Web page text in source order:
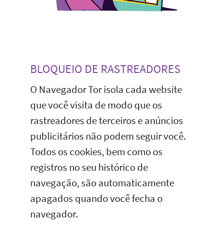
BLOQUEIO DE RASTREADORES
O Navegador Tor isola cada website
que você visita de modo que os
rastreadores de terceiros e anúncios
publicitários não podem seguir você.
Todos os cookies, bem como os
registros no seu histórico de
navegação, são automaticamente
apagados quando você fecha o
navegador.